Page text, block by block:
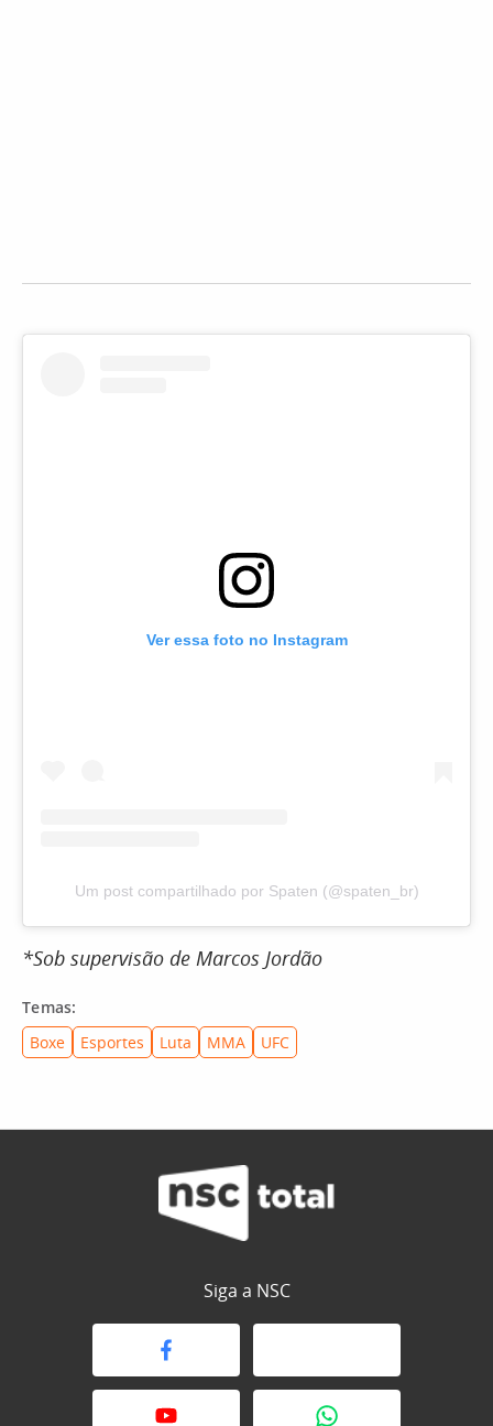
Ver essa foto no Instagram
Um post compartilhado por Spaten (@spaten_br)
*Sob supervisão de Marcos Jordão
Temas:
Boxe
Esportes Luta MMA UFC
Siga a NSC